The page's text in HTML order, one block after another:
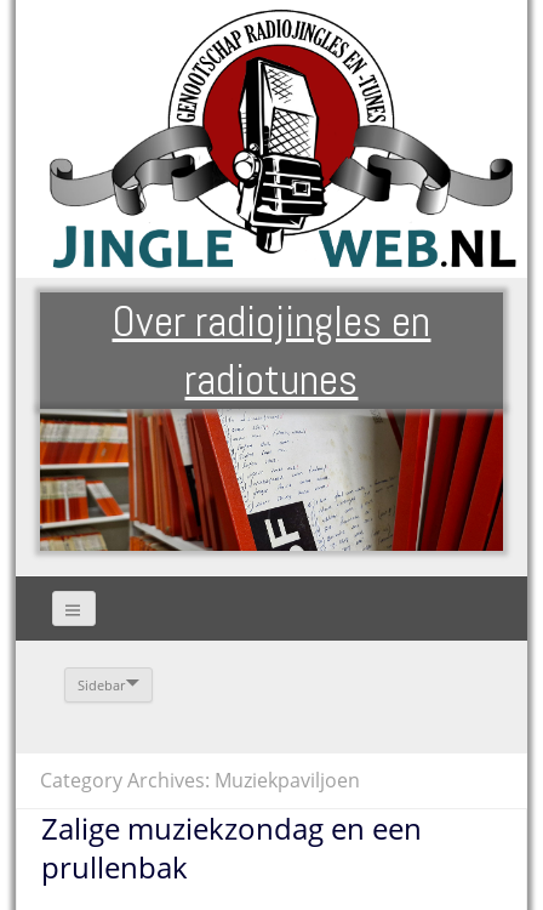
Over radiojingles en
radiotunes
Sidebar
Category Archives: Muziekpaviljoen
Zalige muziekzondag en een
prullenbak